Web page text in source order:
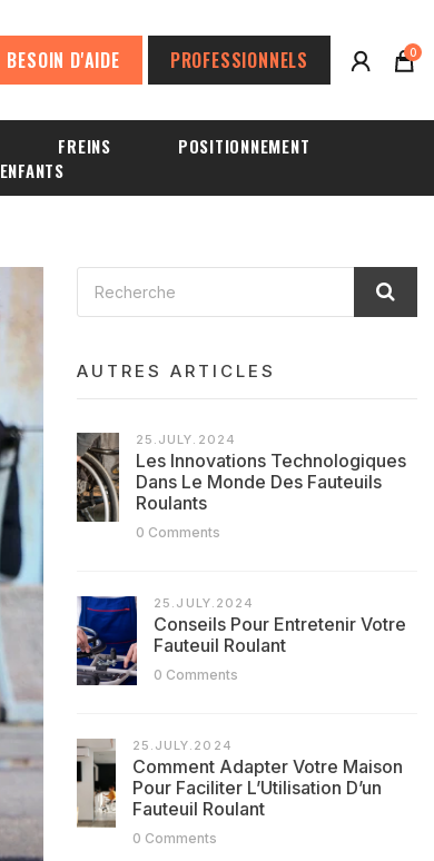
BESOIN D'AIDE PROFESSIONNELS 0
FREINS
POSITIONNEMENT
ENFANTS
AUTRES ARTICLES
25.JULY.2024
Les Innovations Technologiques
Dans Le Monde Des Fauteuils
Roulants
0 Comments
25.JULY.2024
Conseils Pour Entretenir Votre
Fauteuil Roulant
0 Comments
25.JULY.2024
Comment Adapter Votre Maison
Pour Faciliter L’Utilisation D’un
Fauteuil Roulant
0 Comments